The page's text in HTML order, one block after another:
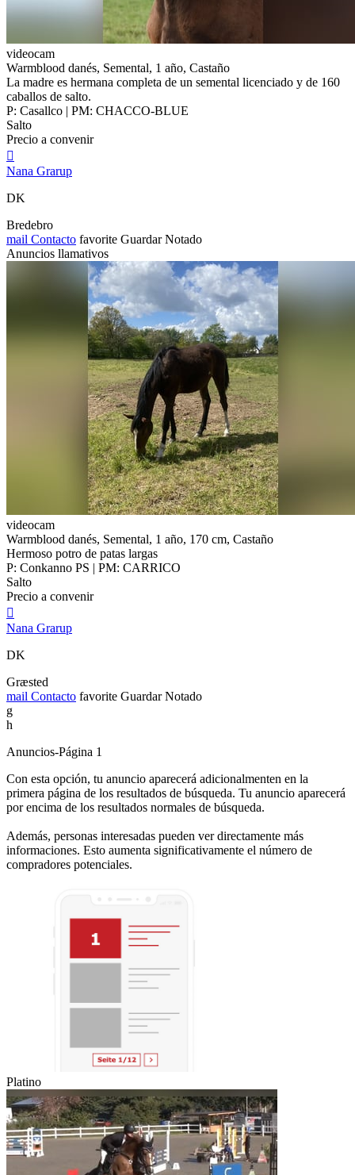
videocam
Warmblood danés, Semental, 1 año, Castaño
La madre es hermana completa de un semental licenciado y de 160
caballos de salto.
P: Casallco | PM: CHACCO-BLUE
Salto
Precio a convenir

Nana Grarup
DK
Bredebro
mail Contacto favorite Guardar Notado
Anuncios llamativos
videocam
Warmblood danés, Semental, 1 año, 170 cm, Castaño
Hermoso potro de patas largas
P: Conkanno PS | PM: CARRICO
Salto
Precio a convenir

Nana Grarup
DK
Græsted
mail Contacto favorite Guardar Notado
g
h
Anuncios-Página 1
Con esta opción, tu anuncio aparecerá adicionalmenten en la
primera página de los resultados de búsqueda. Tu anuncio aparecerá
por encima de los resultados normales de búsqueda.
Además, personas interesadas pueden ver directamente más
informaciones. Esto aumenta significativamente el número de
compradores potenciales.
Platino